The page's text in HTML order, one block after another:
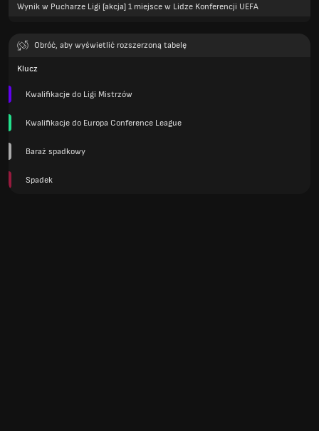
Wynik w Pucharze Ligi [akcja] 1 miejsce w Lidze Konferencji UEFA
Obróć, aby wyświetlić rozszerzoną tabelę
Klucz
Kwalifikacje do Ligi Mistrzów
Kwalifikacje do Europa Conference League
Baraż spadkowy
Spadek